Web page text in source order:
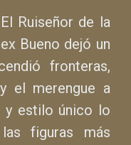
Ruiseñor de la
Bueno dejó un
fronteras,
el merengue a
y estilo único lo
figuras más